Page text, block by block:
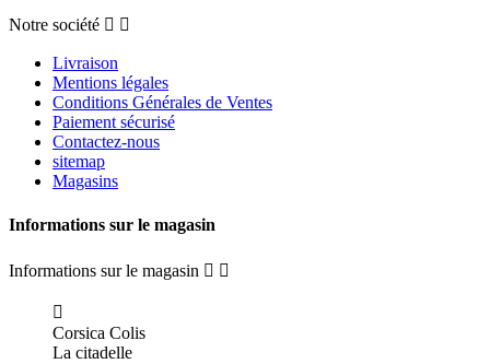
Notre société  
Livraison
Mentions légales
Conditions Générales de Ventes
Paiement sécurisé
Contactez-nous
sitemap
Magasins
Informations sur le magasin
Informations sur le magasin  

Corsica Colis
La citadelle